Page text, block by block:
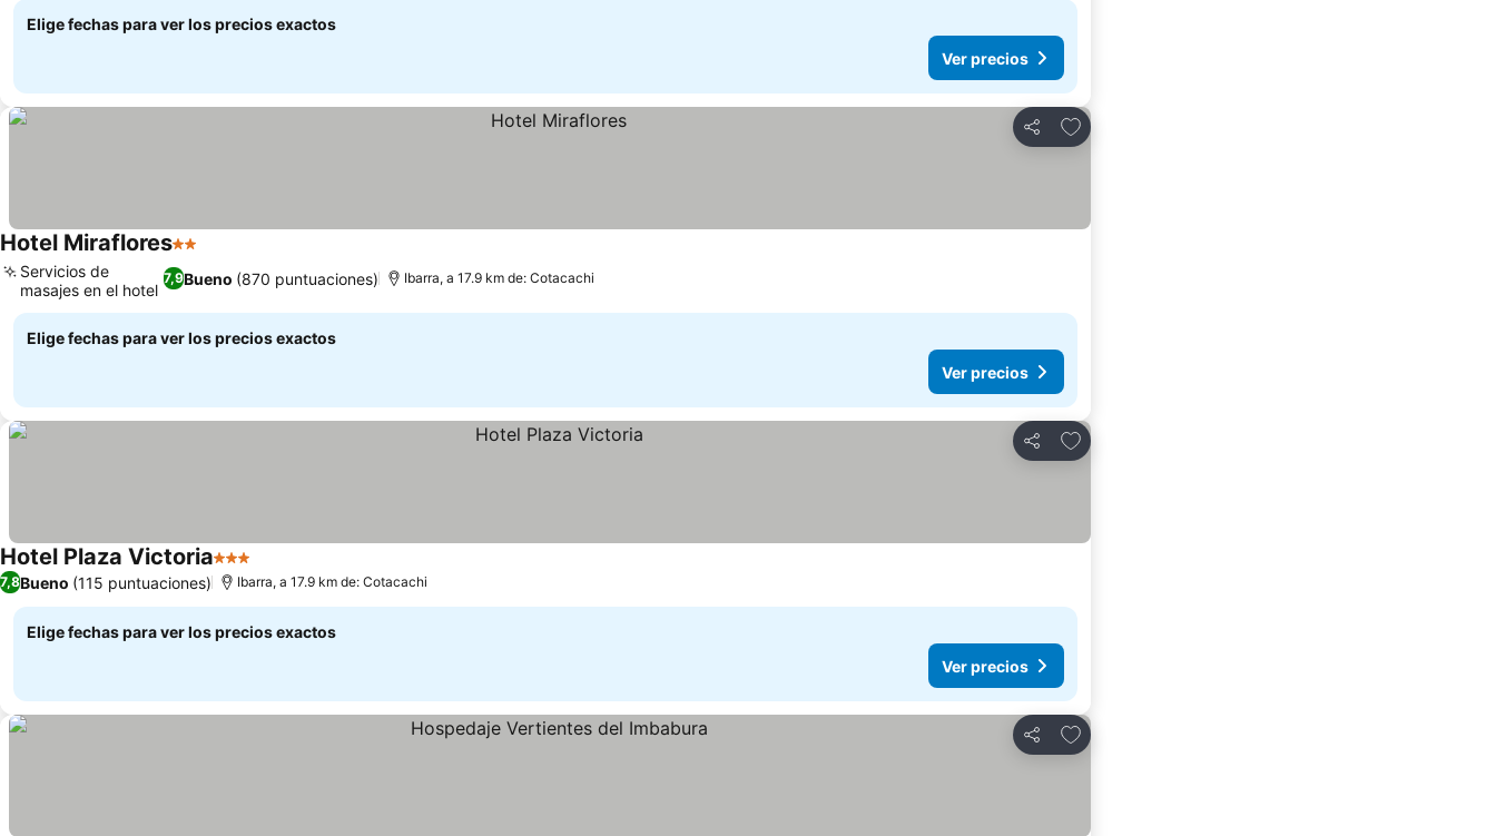
Elige fechas para ver los precios exactos
Ver precios
Compartir
Agregar a favoritos
Hotel Miraflores2 Estrellas
7,9Bueno (870 puntuaciones)
Servicios de
masajes en el hotel
Ibarra, a 17.9 km de: Cotacachi
Elige fechas para ver los precios exactos
Ver precios
Compartir
Agregar a favoritos
Hotel Plaza Victoria3 Estrellas
7,8Bueno (115 puntuaciones) Ibarra, a 17.9 km de: Cotacachi
Elige fechas para ver los precios exactos
Ver precios
Compartir
Agregar a favoritos